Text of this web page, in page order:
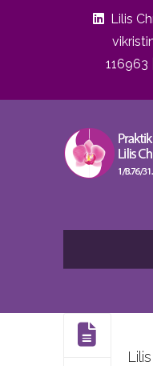
Lilis
116963